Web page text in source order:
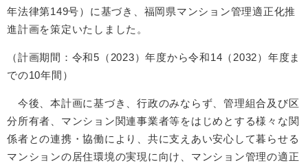
年法律第149号）に基づき、福岡県マンション管理適正化推
進計画を策定いたしました。
（計画期間：令和5（2023）年度から令和14（2032）年度ま
での10年間）
今後、本計画に基づき、行政のみならず、管理組合及び区
分所有者、マンション関連事業者等をはじめとする様々な関
係者との連携・協働により、共に支えあい安心して暮らせる
マンションの居住環境の実現に向け、マンション管理の適正